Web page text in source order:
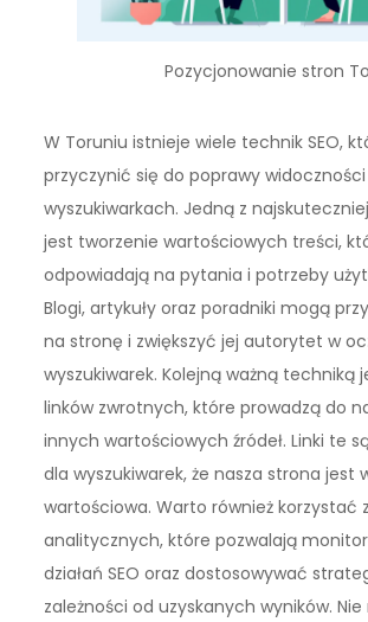
Pozycjonowanie stron
W Toruniu istnieje wiele technik SEO,
przyczynić się do poprawy
wyszukiwarkach. Jedną z
jest tworzenie wartościowych treści,
odpowiadają na pytania i potrzeby
Blogi, artykuły oraz poradniki mogą
na stronę i zwiększyć jej autorytet w
wyszukiwarek. Kolejną ważną techniką
linków zwrotnych, które prowadzą do
innych wartościowych źródeł. Linki te
dla wyszukiwarek, że nasza strona jest
wartościowa. Warto również korzystać
analitycznych, które pozwalają
działań SEO oraz dostosowywać
zależności od uzyskanych wyników.